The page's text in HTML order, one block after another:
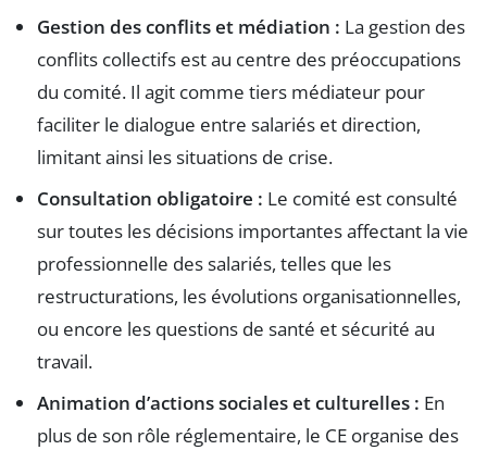
Gestion des conflits et médiation : La gestion des
conflits collectifs est au centre des préoccupations
du comité. Il agit comme tiers médiateur pour
faciliter le dialogue entre salariés et direction,
limitant ainsi les situations de crise.
Consultation obligatoire : Le comité est consulté
sur toutes les décisions importantes affectant la vie
professionnelle des salariés, telles que les
restructurations, les évolutions organisationnelles,
ou encore les questions de santé et sécurité au
travail.
Animation d’actions sociales et culturelles : En
plus de son rôle réglementaire, le CE organise des